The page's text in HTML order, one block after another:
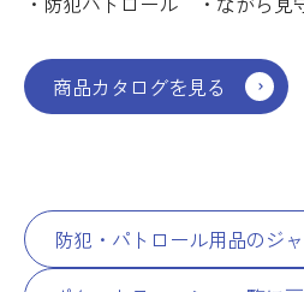
商品カタログを見る
防犯・パトロール用品のジ